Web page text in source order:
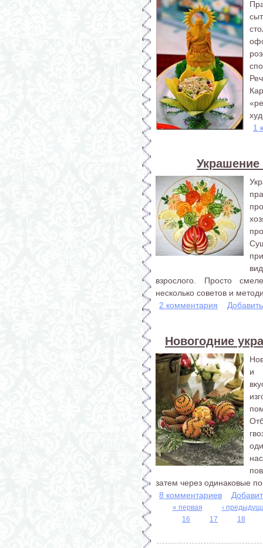
1
взрослого. Просто
несколько советов и
2 комментария
Новогодние
и
затем через одинаковые
8 комментариев
« первая
‹
16
17 18